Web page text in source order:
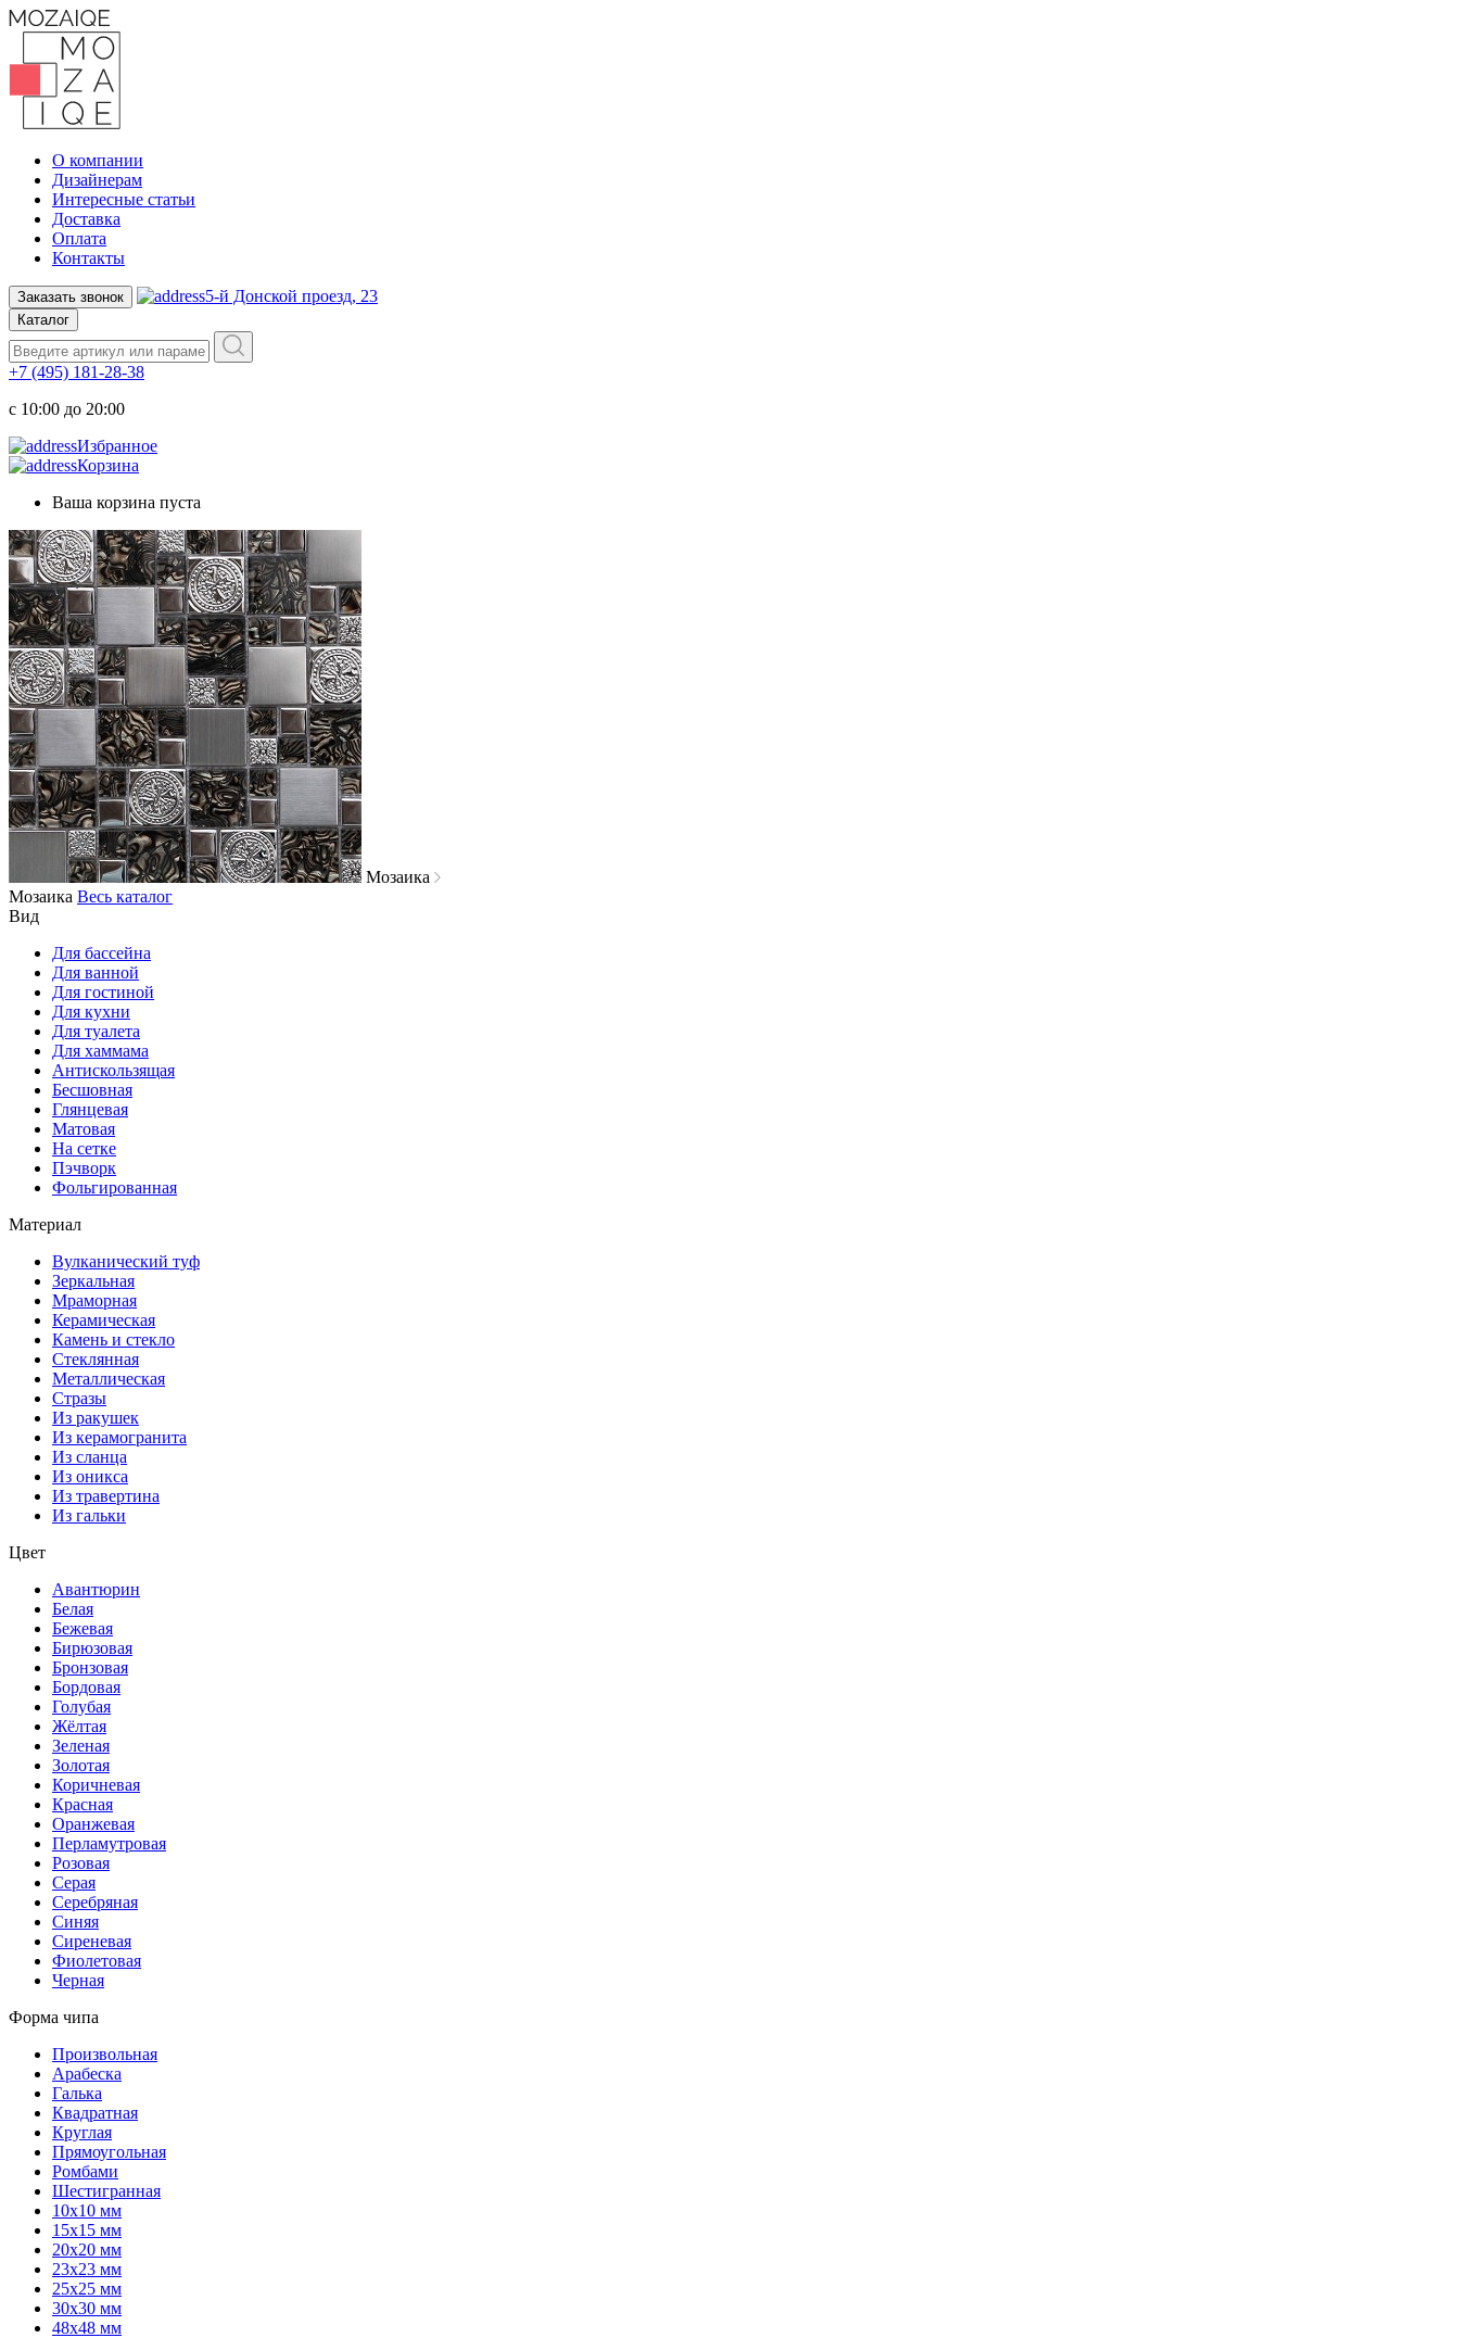
О компании
Дизайнерам
Интересные статьи
Доставка
Оплата
Контакты
Заказать звонок 5-й Донской проезд, 23
Каталог
+7 (495) 181-28-38
c 10:00 до 20:00
Избранное
Корзина
Ваша корзина пуста
Мозаика
Мозаика Весь каталог
Вид
Для бассейна
Для ванной
Для гостиной
Для кухни
Для туалета
Для хаммама
Антискользящая
Бесшовная
Глянцевая
Матовая
На сетке
Пэчворк
Фольгированная
Материал
Вулканический туф
Зеркальная
Мраморная
Керамическая
Камень и стекло
Стеклянная
Металлическая
Стразы
Из ракушек
Из керамогранита
Из сланца
Из оникса
Из травертина
Из гальки
Цвет
Авантюрин
Белая
Бежевая
Бирюзовая
Бронзовая
Бордовая
Голубая
Жёлтая
Зеленая
Золотая
Коричневая
Красная
Оранжевая
Перламутровая
Розовая
Серая
Серебряная
Синяя
Сиреневая
Фиолетовая
Черная
Форма чипа
Произвольная
Арабеска
Галька
Квадратная
Круглая
Прямоугольная
Ромбами
Шестигранная
10х10 мм
15х15 мм
20х20 мм
23х23 мм
25х25 мм
30х30 мм
48х48 мм